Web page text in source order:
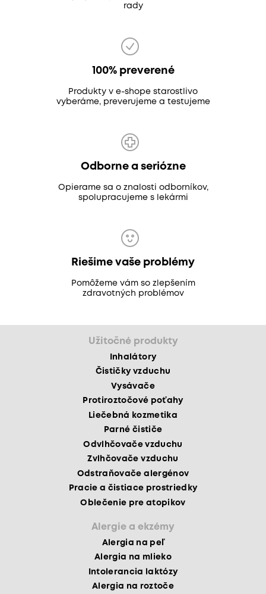
rady
100% preverené
Produkty v e-shope starostlivo
vyberáme, preverujeme a testujeme
Odborne a seriózne
Opierame sa o znalosti odborníkov,
spolupracujeme s lekármi
Riešime vaše problémy
Pomôžeme vám so zlepšením
zdravotných problémov
Užitočné produkty
Inhalátory
Čističky vzduchu
Vysávače
Protiroztočové poťahy
Liečebná kozmetika
Parné čističe
Odvlhčovače vzduchu
Zvlhčovače vzduchu
Odstraňovače alergénov
Pracie a čistiace prostriedky
Oblečenie pre atopikov
Alergie a ekzémy
Alergia na peľ
Alergia na mlieko
Intolerancia laktózy
Alergia na roztoče